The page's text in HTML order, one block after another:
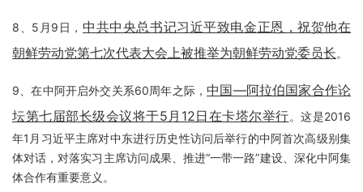
8、5月9日， 中共中央总书记习近平致电金正恩，祝贺他在
朝鲜劳动党第七次代表大会上被推举为朝鲜劳动党委员长。
9、在中阿开启外交关系60周年之际， 中国—阿拉伯国家合作论
坛第七届部长级会议将于5月12日在卡塔尔举行。这是2016
年1月习近平主席对中东进行历史性访问后举行的中阿首次高级别集
体对话，对落实习主席访问成果、推进“一带一路”建设、深化中阿集
体合作有重要意义。